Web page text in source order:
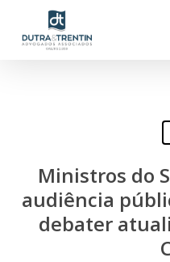
Ministros do
audiência
debater